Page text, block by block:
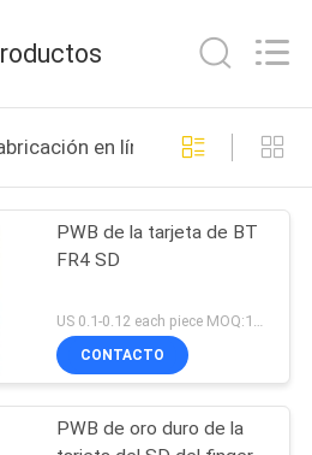
en línea
PWB de la tarjeta de BT
FR4 SD
US 0.1-0.12 each piece MOQ:1000pieces
CONTACTO
PWB de oro duro de la